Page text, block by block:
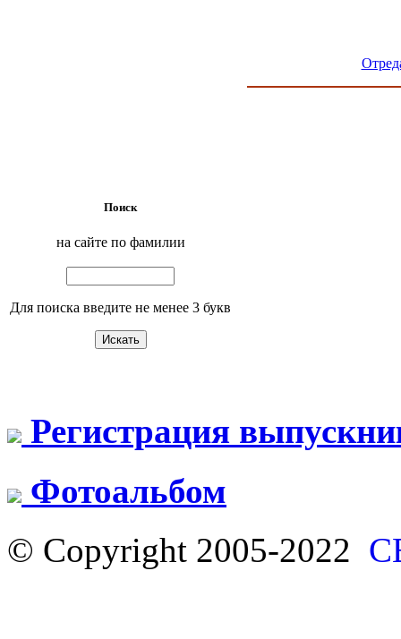
Поиск
на сайте по фамилии
Для поиска введите не менее 3 букв
Регистрация
Фотоальбом
© Copyright 2005-2022